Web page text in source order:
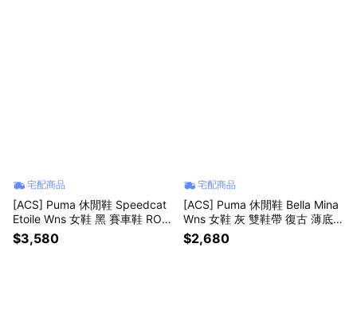
宅配商品
[ACS] Puma 休閒鞋 Speedcat
Etoile Wns 女鞋 黑 賽車鞋 ROS
E著用 407673-02
$3,580
宅配商品
[ACS] Puma 休閒鞋 Bella Mina
Wns 女鞋 灰 雙鞋帶 復古 薄底 4
07667-02
$2,680